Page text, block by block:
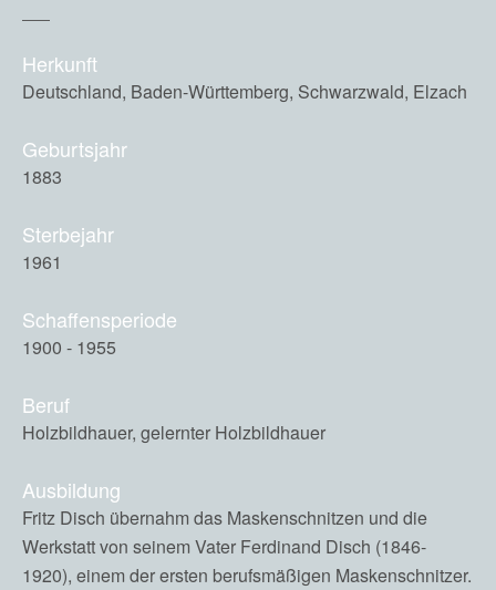
Herkunft
Deutschland, Baden-Württemberg, Schwarzwald, Elzach
Geburtsjahr
1883
Sterbejahr
1961
Schaffensperiode
1900 - 1955
Beruf
Holzbildhauer, gelernter Holzbildhauer
Ausbildung
Fritz Disch übernahm das Maskenschnitzen und die
Werkstatt von seinem Vater Ferdinand Disch (1846-
1920), einem der ersten berufsmäßigen Maskenschnitzer.